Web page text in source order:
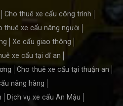
Cho thuê xe cẩu công trình
thuê xe cẩu nâng người
Xe cẩu giao thông
xe cẩu tại dĩ an
Cho thuê xe cẩu tại thuận an
nâng hàng
Dịch vụ xe cẩu An Mậu